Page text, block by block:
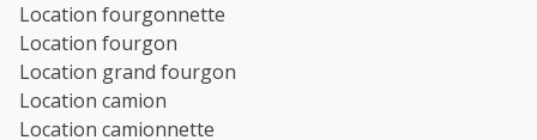
Location fourgonnette
Location fourgon
Location grand fourgon
Location camion
Location camionnette